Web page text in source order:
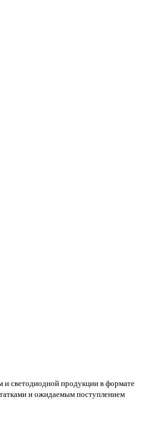
и светодиодной продукции в формате
и ожидаемым поступлением